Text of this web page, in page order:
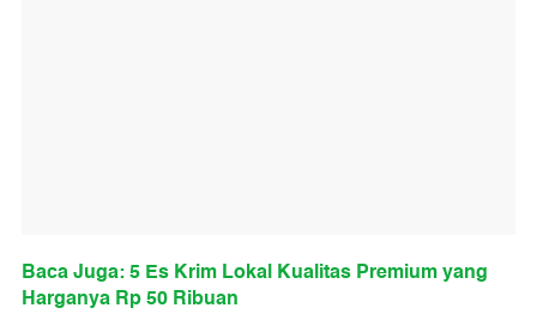
Baca Juga: 5 Es Krim Lokal Kualitas Premium yang
Harganya Rp 50 Ribuan